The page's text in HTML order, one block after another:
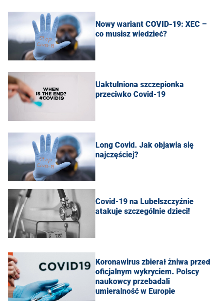
Nowy wariant COVID-19: XEC –
co musisz wiedzieć?
Uaktulniona szczepionka
przeciwko Covid-19
Long Covid. Jak objawia się
najczęściej?
Covid-19 na Lubelszczyźnie
atakuje szczególnie dzieci!
Koronawirus zbierał żniwa przed
oficjalnym wykryciem. Polscy
naukowcy przebadali
umieralność w Europie